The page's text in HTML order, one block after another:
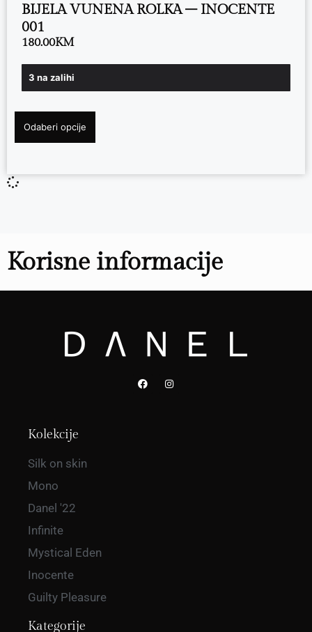
BIJELA VUNENA ROLKA – INOCENTE
001
180.00KM
3 na zalihi
Odaberi opcije
Korisne informacije
Kolekcije
Silk on skin
Mono
Danel '22
Infinite
Mystical Eden
Inocente
Guilty Pleasure
Kategorije